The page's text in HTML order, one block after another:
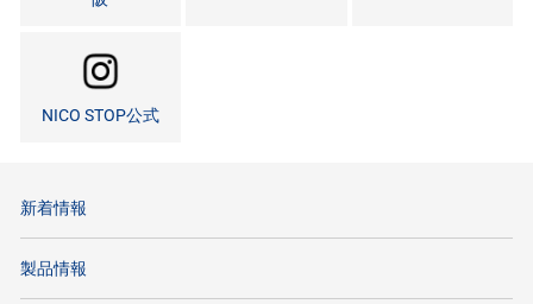
NICO STOP公式
新着情報
製品情報